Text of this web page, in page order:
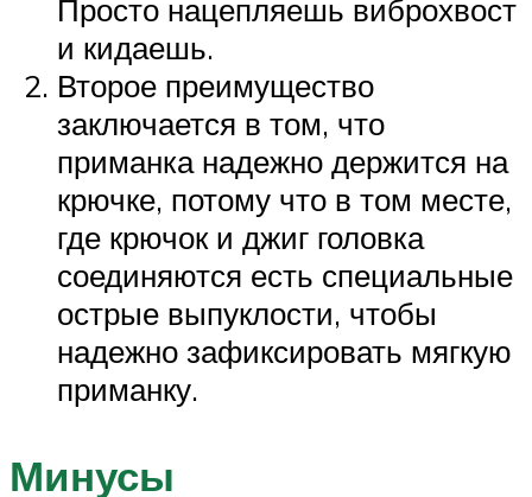
Просто нацепляешь виброхвост
и кидаешь.
Второе преимущество
заключается в том, что
приманка надежно держится на
крючке, потому что в том месте,
где крючок и джиг головка
соединяются есть специальные
острые выпуклости, чтобы
надежно зафиксировать мягкую
приманку.
Минусы